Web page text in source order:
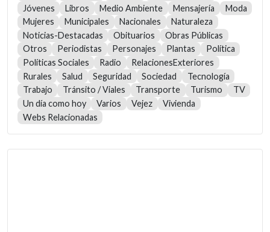
Jóvenes
Libros Medio Ambiente Mensajería
Moda
Mujeres
Municipales Nacionales
Naturaleza
Noticias-Destacadas
Obituarios
Obras Públicas
Otros
Periodistas Personajes Plantas
Política
Políticas Sociales
Radio
RelacionesExteriores
Rurales
Salud Seguridad Sociedad
Tecnología
Trabajo
Tránsito / Viales Transporte Turismo
TV
Un día como hoy
Varios Vejez
Vivienda
Webs Relacionadas